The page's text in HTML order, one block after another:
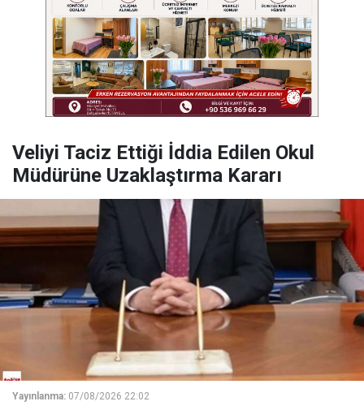
Veliyi Taciz Ettiği İddia Edilen Okul
Müdürüne Uzaklaştırma Kararı
Yayınlanma: 07/08/2026 22:02